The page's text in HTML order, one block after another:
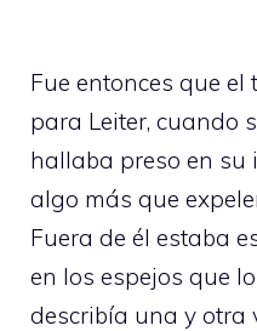
Fue entonces que
para Leiter, cuando
hallaba preso en su
algo más que
Fuera de él estaba
en los espejos que
describía una y otra